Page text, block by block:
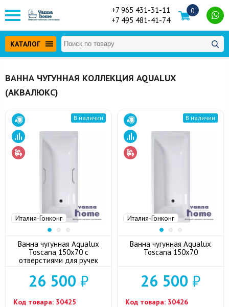
+7 965 431-31-11
+7 495 481-41-74
0
КАТАЛОГ
ВАННА ЧУГУННАЯ КОЛЛЕКЦИЯ AQUALUX
(АКВАЛЮКС)
Италия-Гонконг
В наличии
Ванна чугунная Aqualux
Toscana 150x70 с
отверстиями для ручек
26 500 ₽
Код товара: 30425
Италия-Гонконг
В наличии
Ванна чугунная Aqualux
Toscana 150x70
26 500 ₽
Код товара: 30426